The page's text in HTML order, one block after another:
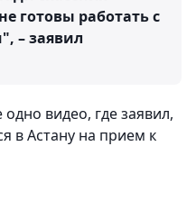
готовы работать с
– заявил
видео, где заявил,
в Астану на прием к